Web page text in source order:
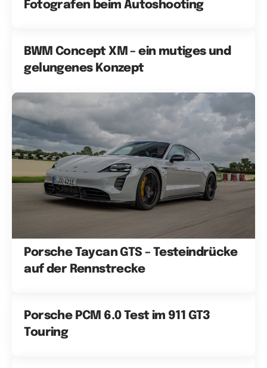
Fotografen beim Autoshooting
BWM Concept XM – ein mutiges und
gelungenes Konzept
Porsche Taycan GTS – Testeindrücke
auf der Rennstrecke
Porsche PCM 6.0 Test im 911 GT3
Touring